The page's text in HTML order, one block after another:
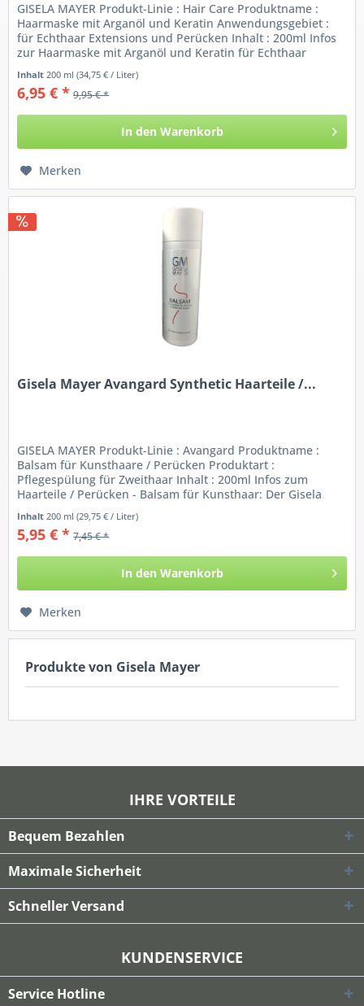
GISELA MAYER Produkt-Linie : Hair Care Produktname :
Haarmaske mit Arganöl und Keratin Anwendungsgebiet :
für Echthaar Extensions und Perücken Inhalt : 200ml Infos
zur Haarmaske mit Arganöl und Keratin für Echthaar
Inhalt 200 ml(34,75 € / Liter)
6,95 € * 9,95 € *
In den Warenkorb
Merken
Gisela Mayer Avangard Synthetic Haarteile /...
GISELA MAYER Produkt-Linie : Avangard Produktname :
Balsam für Kunsthaare / Perücken Produktart :
Pflegespülung für Zweithaar Inhalt : 200ml Infos zum
Haarteile / Perücken - Balsam für Kunsthaar: Der Gisela
Mayer Avangard Balsam ist eine...
Inhalt200 ml(29,75 € / Liter)
5,95 € * 7,45 € *
In den Warenkorb
Merken
Produkte von Gisela Mayer
IHRE VORTEILE
Bequem Bezahlen
Maximale Sicherheit
Schneller Versand
KUNDENSERVICE
Service Hotline